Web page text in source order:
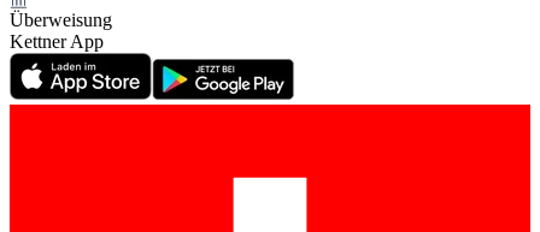
Überweisung
Kettner App